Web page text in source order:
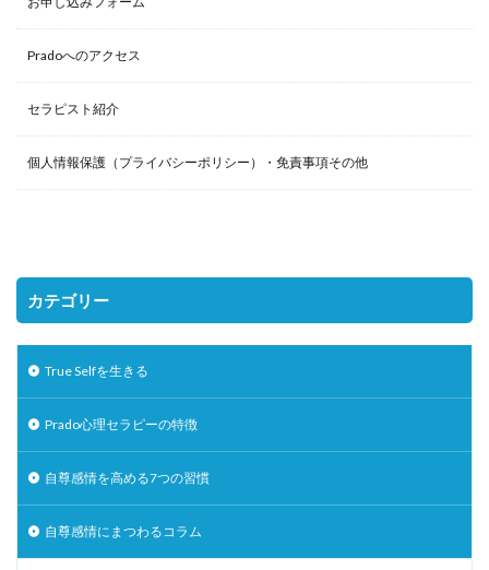
Pradoへのアクセス
セラピスト紹介
個人情報保護（プライバシーポリシー）・免責事項その他
カテゴリー
True Selfを生きる
Prado心理セラピーの特徴
自尊感情を高める7つの習慣
自尊感情にまつわるコラム